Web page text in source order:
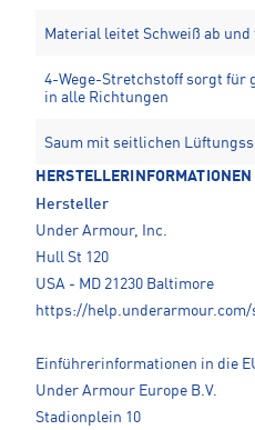
Material leitet Schweiß ab
4-Wege-Stretchstoff sorgt für
in alle Richtungen
Saum mit seitlichen
HERSTELLERINFORMATIONEN
Hersteller
Under Armour, Inc.
Hull St 120
USA - MD 21230 Baltimore
https://help.underarmour.com/
Einführerinformationen in die
Under Armour Europe B.V.
Stadionplein 10